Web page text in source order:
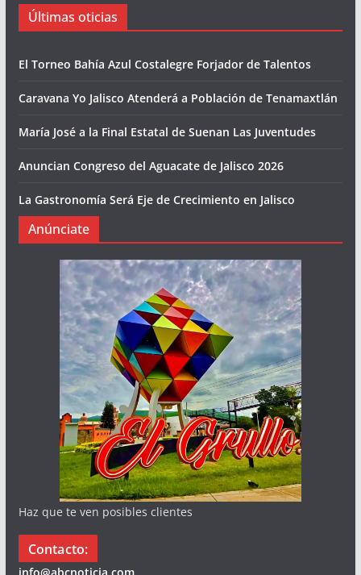
Últimas oticias
El Torneo Bahía Azul Costalegre Forjador de Talentos
Caravana Yo Jalisco Atenderá a Población de Tenamaxtlán
María José a la Final Estatal de Suenan Las Juventudes
Anuncian Congreso del Aguacate de Jalisco 2026
La Gastronomía Será Eje de Crecimiento en Jalisco
Anúnciate
Haz que te ven posibles clientes
Contacto: